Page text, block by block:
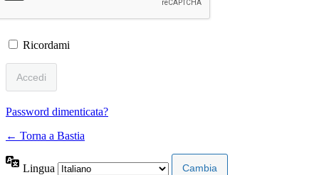
Ricordami
Password dimenticata?
← Torna a Bastia
Lingua